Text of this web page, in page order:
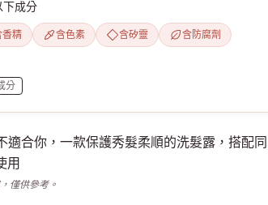
下成分
香精 含色素 含矽靈 含防腐劑
分
適合你，一款保護秀髮柔順的洗髮露，搭配
用
僅供參考。